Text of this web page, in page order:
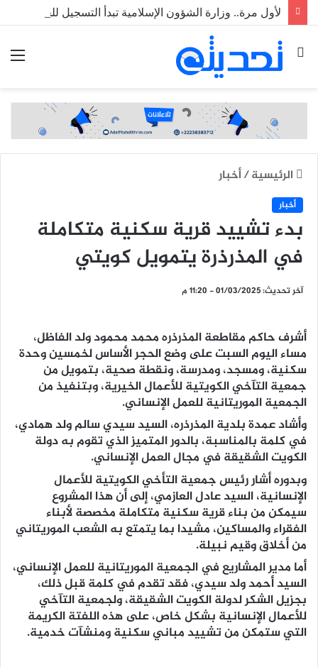
بحث
عن
الرئيسية/أخبار
أخبار
بدء تشييد قرية سكنية متكاملة
في المذرذرة يتمويل كويتي
آخر تحديث: 01/03/2025 - 11:20 م
أشرف حاكم مقاطعة المذرذره محمد محمود ولد الفاظل،
مساء اليوم السبت على وضع الحجر الأساس لخمسين وحدة
سكنية، ومسجد، ومدرسة، ونقطة صحية، بتمويل من
جمعية التآخي الكويتية للأعمال الخيرية، وبتنفيذ من
الجمعية الموريتانية للعمل الإنساني.
وأشاد عمدة بلدية المذرذره، السيد سيدي سالم ولد همادي،
في كلمة بالمناسبة، بالدور المتميز الذي تقوم به دولة
الكويت الشقيقة في مجال العمل الإنساني.
وبدوره أشار رئيس جمعية التأخي الكويتية للأعمال
الإنسانية، السيد عادل العازمي، إلى أن هذا المشروع
سيمكن من بناء قرية سكنية متكاملة مخصصة لأبناء
الفقراء والمساكين، مشيدا بما يتمتع به الشعب الموريتاني
من أخلاق وقيم نبيلة.
أما مدير المشاريع في الجمعية الموريتانية للعمل الإنساني،
السيد أحمد ولد سيدي، فقد تقدم في كلمة قبل ذلك،
بجزيل الشكر لدولة الكويت الشقيقة، ولجمعية التآخي
للأعمال الإنسانية بشكل خاص، على هذه اللفتة الكريمة
التي ستمكن من تشييد مباني سكنية ومنشآت خدمية.